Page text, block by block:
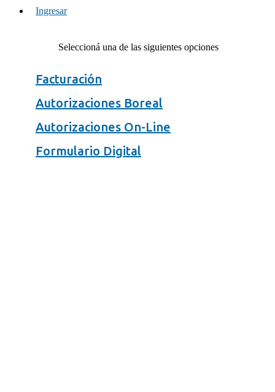
Ingresar
Seleccioná una de las siguientes opciones
Facturación
Autorizaciones Boreal
Autorizaciones On-Line
Formulario Digital